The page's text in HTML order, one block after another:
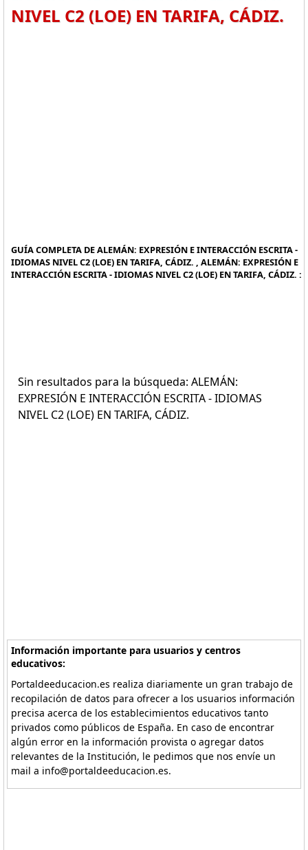
NIVEL C2 (LOE) EN TARIFA, CÁDIZ.
GUÍA COMPLETA DE ALEMÁN: EXPRESIÓN E INTERACCIÓN ESCRITA -
IDIOMAS NIVEL C2 (LOE) EN TARIFA, CÁDIZ. , ALEMÁN: EXPRESIÓN E
INTERACCIÓN ESCRITA - IDIOMAS NIVEL C2 (LOE) EN TARIFA, CÁDIZ. :
Sin resultados para la búsqueda: ALEMÁN:
EXPRESIÓN E INTERACCIÓN ESCRITA - IDIOMAS
NIVEL C2 (LOE) EN TARIFA, CÁDIZ.
Información importante para usuarios y centros
educativos:
Portaldeeducacion.es realiza diariamente un gran trabajo de
recopilación de datos para ofrecer a los usuarios información
precisa acerca de los establecimientos educativos tanto
privados como públicos de España. En caso de encontrar
algún error en la información provista o agregar datos
relevantes de la Institución, le pedimos que nos envíe un
mail a info@portaldeeducacion.es.